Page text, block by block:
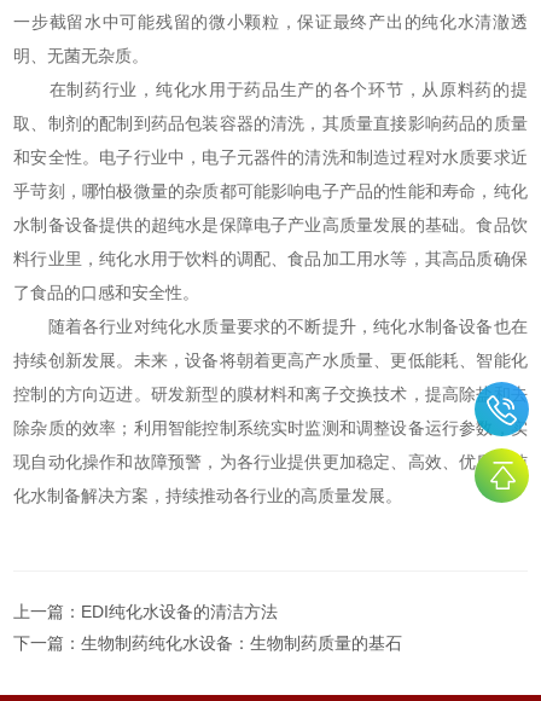
一步截留水中可能残留的微小颗粒，保证最终产出的纯化水清澈透
明、无菌无杂质。
在制药行业，纯化水用于药品生产的各个环节，从原料药的提
取、制剂的配制到药品包装容器的清洗，其质量直接影响药品的质量
和安全性。电子行业中，电子元器件的清洗和制造过程对水质要求近
乎苛刻，哪怕极微量的杂质都可能影响电子产品的性能和寿命，纯化
水制备设备提供的超纯水是保障电子产业高质量发展的基础。食品饮
料行业里，纯化水用于饮料的调配、食品加工用水等，其高品质确保
了食品的口感和安全性。
随着各行业对纯化水质量要求的不断提升，纯化水制备设备也在
持续创新发展。未来，设备将朝着更高产水质量、更低能耗、智能化
控制的方向迈进。研发新型的膜材料和离子交换技术，提高除盐和去
除杂质的效率；利用智能控制系统实时监测和调整设备运行参数，实
现自动化操作和故障预警，为各行业提供更加稳定、高效、优质的纯
化水制备解决方案，持续推动各行业的高质量发展。
上一篇： EDI纯化水设备的清洁方法
下一篇：生物制药纯化水设备：生物制药质量的基石